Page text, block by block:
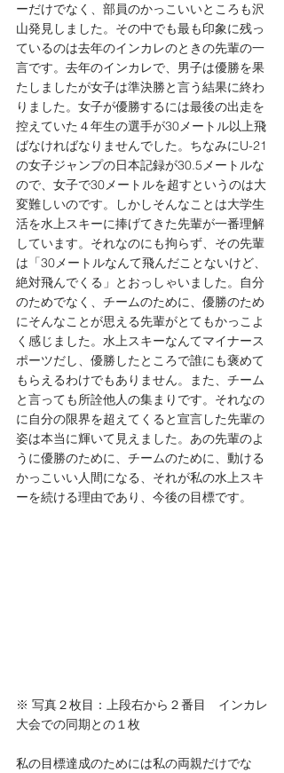
ーだけでなく、部員のかっこいいところも沢
山発見しました。その中でも最も印象に残っ
ているのは去年のインカレのときの先輩の一
言です。去年のインカレで、男子は優勝を果
たしましたが女子は準決勝と言う結果に終わ
りました。女子が優勝するには最後の出走を
控えていた４年生の選手が30メートル以上飛
ばなければなりませんでした。ちなみにU-21
の女子ジャンプの日本記録が30.5メートルな
ので、女子で30メートルを超すというのは大
変難しいのです。しかしそんなことは大学生
活を水上スキーに捧げてきた先輩が一番理解
しています。それなのにも拘らず、その先輩
は「30メートルなんて飛んだことないけど、
絶対飛んでくる」とおっしゃいました。自分
のためでなく、チームのために、優勝のため
にそんなことが思える先輩がとてもかっこよ
く感じました。水上スキーなんてマイナース
ポーツだし、優勝したところで誰にも褒めて
もらえるわけでもありません。また、チーム
と言っても所詮他人の集まりです。それなの
に自分の限界を超えてくると宣言した先輩の
姿は本当に輝いて見えました。あの先輩のよ
うに優勝のために、チームのために、動ける
かっこいい人間になる、それが私の水上スキ
ーを続ける理由であり、今後の目標です。
※ 写真２枚目：上段右から２番目　インカレ
大会での同期との１枚
私の目標達成のためには私の両親だけでな